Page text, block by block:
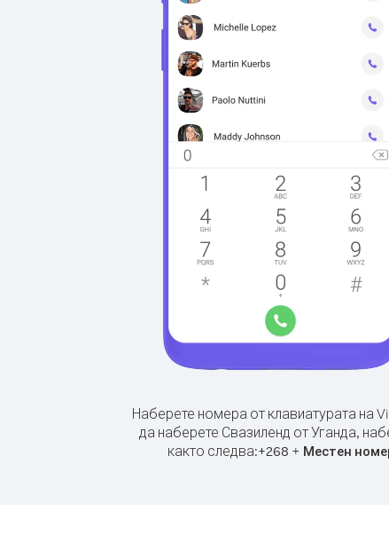
Наберете номера от клавиатурата на
да наберете Свазиленд от Уганда,
както следва:+268 + Местен